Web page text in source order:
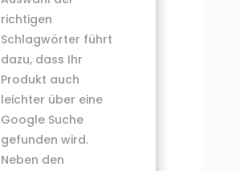
richtigen
Schlagwörter führt
dazu, dass Ihr
Produkt auch
leichter über eine
Google Suche
gefunden wird.
Neben den